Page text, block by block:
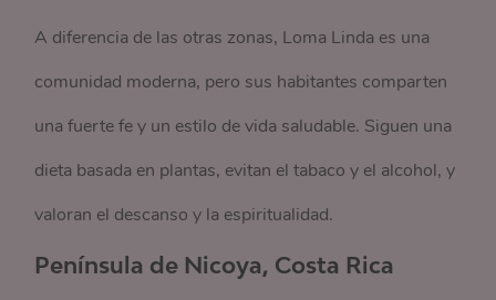
A diferencia de las otras zonas, Loma Linda es una
comunidad moderna, pero sus habitantes comparten
una fuerte fe y un estilo de vida saludable. Siguen una
dieta basada en plantas, evitan el tabaco y el alcohol, y
valoran el descanso y la espiritualidad.
Península de Nicoya, Costa Rica